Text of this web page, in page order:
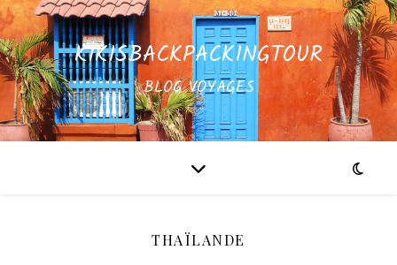
KIKISBACKPACKINGTOUR
BLOG VOYAGES
THAÏLANDE